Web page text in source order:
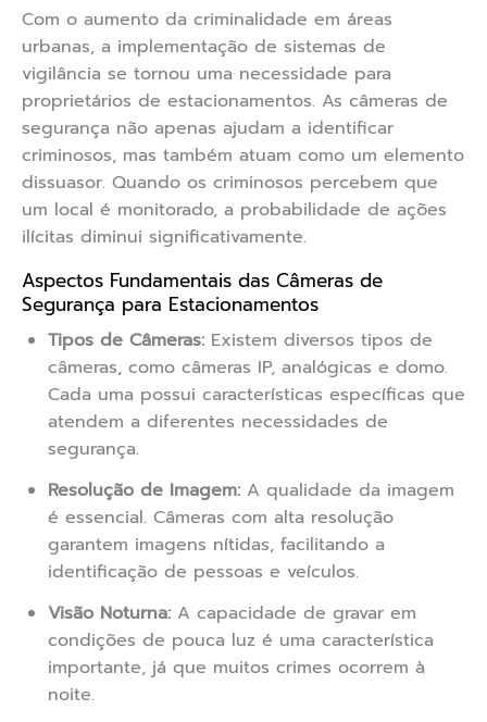
Com o aumento da criminalidade em áreas
urbanas, a implementação de sistemas de
vigilância se tornou uma necessidade para
proprietários de estacionamentos. As câmeras de
segurança não apenas ajudam a identificar
criminosos, mas também atuam como um elemento
dissuasor. Quando os criminosos percebem que
um local é monitorado, a probabilidade de ações
ilícitas diminui significativamente.
Aspectos Fundamentais das Câmeras de
Segurança para Estacionamentos
Tipos de Câmeras: Existem diversos tipos de
câmeras, como câmeras IP, analógicas e domo.
Cada uma possui características específicas que
atendem a diferentes necessidades de
segurança.
Resolução de Imagem: A qualidade da imagem
é essencial. Câmeras com alta resolução
garantem imagens nítidas, facilitando a
identificação de pessoas e veículos.
Visão Noturna: A capacidade de gravar em
condições de pouca luz é uma característica
importante, já que muitos crimes ocorrem à
noite.